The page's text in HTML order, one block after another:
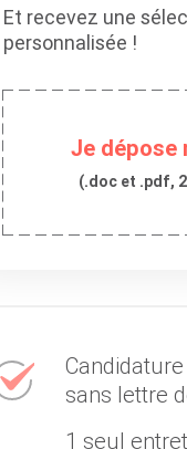
Et recevez une
personnalisée !
Je dépose
(.doc et .pdf,
sans lettre
1 seul